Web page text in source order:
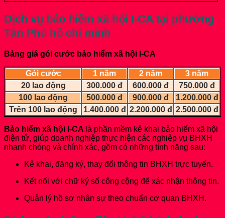
Dịch vụ bảo hiểm xã hội I-CA tại phường
Tân Phú hồ chí minh
Bảng giá gói cước bảo hiểm xã hội I-CA
Gói cước 1 năm 2 năm
3 năm
20 lao động
300.000 đ 600.000 đ
750.000 đ
100 lao động
500.000 đ 900.000 đ
1.200.000 đ
Trên 100 lao động
1.400.000 đ 2.200.000 đ 2.500.000 đ
Bảo hiểm xã hội I-CA là phần mềm kê khai bảo hiểm xã hội
điện tử, giúp doanh nghiệp thực hiện các nghiệp vụ BHXH
nhanh chóng và chính xác, gồm có những tính năng sau:
Kê khai, đăng ký, thay đổi thông tin BHXH trực tuyến.
Kết nối với chữ ký số công cộng để xác nhận thông tin.
Quản lý hồ sơ nhân sự theo chuẩn cơ quan BHXH.